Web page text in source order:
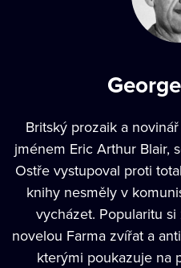
Britský prozaik a novinář
jménem Eric Arthur Blair,
Ostře vystupoval proti
knihy nesměly v
vycházet. Popularitu
novelou Farma zvířat a
kterými poukazuje na